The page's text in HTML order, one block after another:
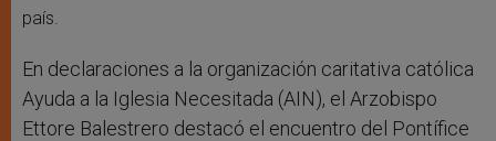
país.
En declaraciones a la organización caritativa católica
Ayuda a la Iglesia Necesitada (AIN), el Arzobispo
Ettore Balestrero destacó el encuentro del Pontífice